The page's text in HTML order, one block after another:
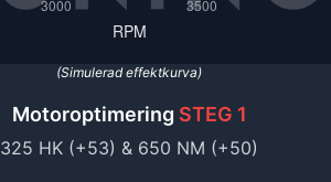
(Simulerad effektkurva)
Motoroptimering STEG 1
325 HK (+53) & 650 NM (+50)